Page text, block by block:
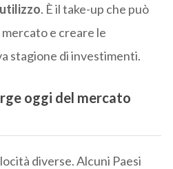
. È il take-up che può
e creare le
stagione di investimenti.
oggi del mercato
diverse. Alcuni Paesi